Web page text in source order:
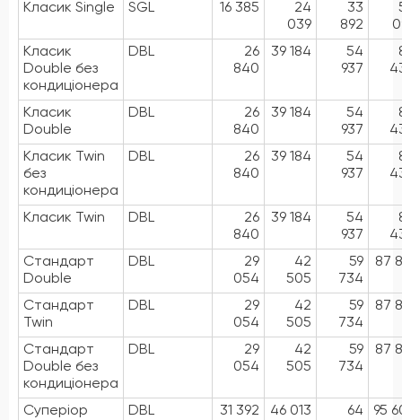
Класик Single SGL 16 385
24
039
33
892
Класик
Double без
кондиціонера
DBL
26
840
39 184
54
937
Класик
Double
DBL
26
840
39 184
54
937
Класик Twin
без
кондиціонера
DBL
26
840
39 184
54
937
Класик Twin DBL
26
840
39 184
54
937
Стандарт
Double
DBL
29
054
42
505
59
734
87
Стандарт
Twin
DBL
29
054
42
505
59
734
87
Стандарт
Double без
кондиціонера
DBL
29
054
42
505
59
734
87
Суперіор
DBL 31 392 46 013
64
95